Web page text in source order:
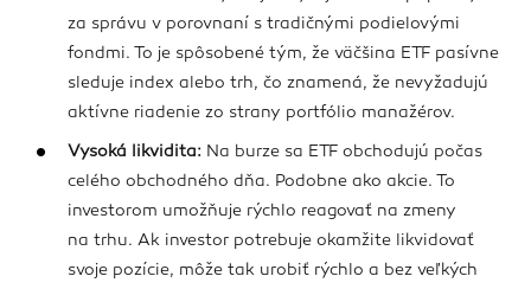
za správu v porovnaní s tradičnými podielovými
fondmi. To je spôsobené tým, že väčšina ETF pasívne
sleduje index alebo trh, čo znamená, že nevyžadujú
aktívne riadenie zo strany portfólio manažérov.
Vysoká likvidita: Na burze sa ETF obchodujú počas
celého obchodného dňa. Podobne ako akcie. To
investorom umožňuje rýchlo reagovať na zmeny
na trhu. Ak investor potrebuje okamžite likvidovať
svoje pozície, môže tak urobiť rýchlo a bez veľkých